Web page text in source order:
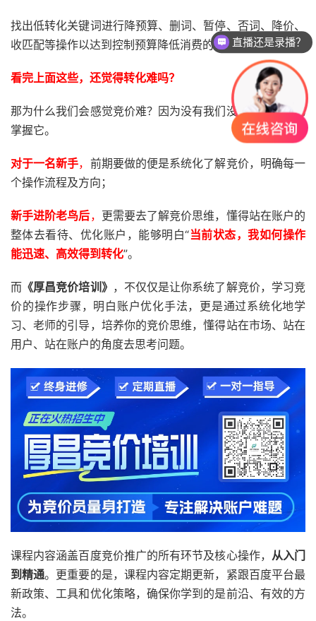
找出低转化关键词进行降预算、删词、暂停、否词、降价、
收匹配等操作以达到控制预算降低消费的效果
看完上面这些，还觉得转化难吗？
那为什么我们会感觉竞价难？因为没有我们没有真正系统化
掌握它。
对于一名新手， 前期要做的便是系统化了解竞价，明确每一
个操作流程及方向；
新手进阶老鸟后， 更需要去了解竞价思维，懂得站在账户的
整体去看待、优化账户，能够明白“当前状态，我如何操作
能迅速、高效得到转化”。
而 《厚昌竞价培训》 ，不仅仅是让你系统了解竞价，学习竞
价的操作步骤，明白账户优化手法，更是通过系统化地学
习、老师的引导，培养你的竞价思维，懂得站在市场、站在
用户、站在账户的角度去思考问题。
课程内容涵盖百度竞价推广的所有环节及核心操作， 从入门
到精通。更重要的是，课程内容定期更新，紧跟百度平台最
新政策、工具和优化策略，确保你学到的是前沿、有效的方
法。
直播还是录播？
课程怎么试听？